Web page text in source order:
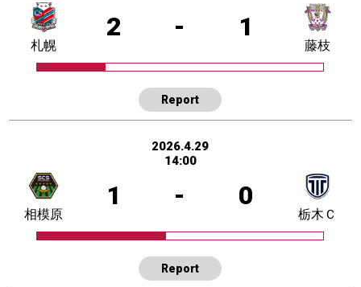
2 - 1
札幌 藤枝
Report
2026.4.29
14:00
1 - 0
相模原 栃木Ｃ
Report